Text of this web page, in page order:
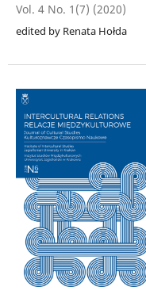
Vol. 4 No. 1(7) (2020)
edited by Renata Hołda